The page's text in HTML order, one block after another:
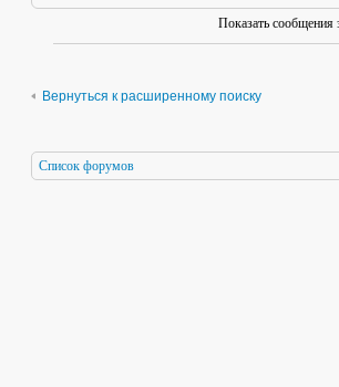
Показать сообщения
Вернуться к расширенному поиску
Список форумов